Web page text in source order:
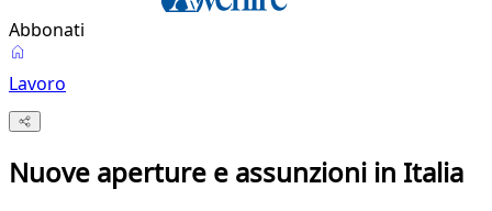
Abbonati
Lavoro
Nuove aperture e assunzioni in Italia